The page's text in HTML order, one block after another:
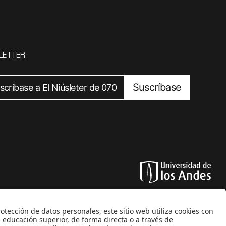
Suscríbase